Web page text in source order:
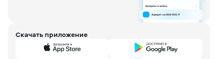
Скачать приложение